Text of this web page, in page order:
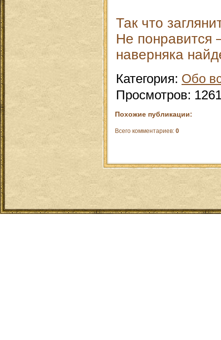
Так что
Не понравится
наверняка
Категория: Обо
Просмотров:
Похожие публикации:
Всего комментариев: 0